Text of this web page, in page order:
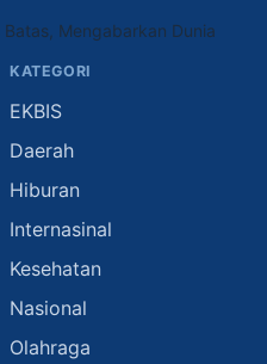
Mengabarkan Dunia
KATEGORI
EKBIS
Daerah
Hiburan
Internasinal
Kesehatan
Nasional
Olahraga